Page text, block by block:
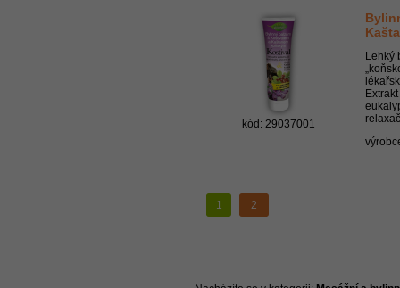
kód: 29037001
Lehký
1 2